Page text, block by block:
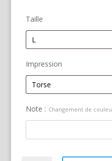
Taille
Impression
Note : Changement de